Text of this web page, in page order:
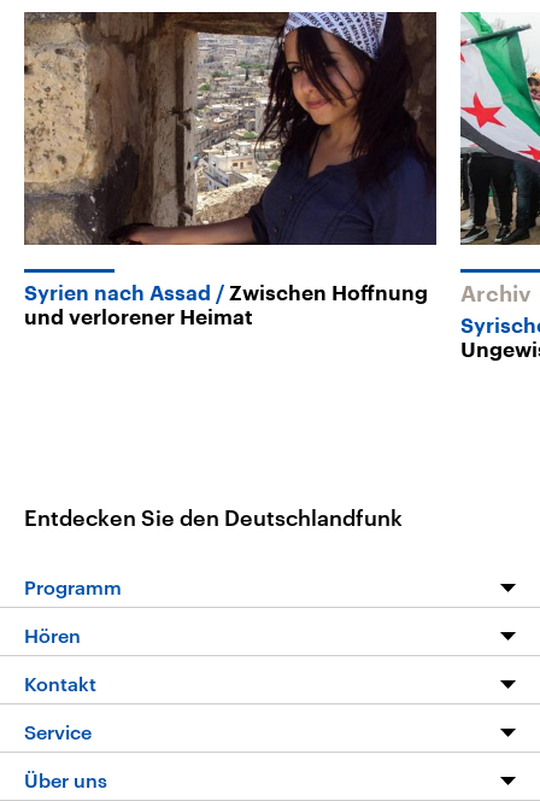
Syrien nach Assad
Zwischen Hoffnung
und verlorener Heimat
Archiv
Entdecken Sie den Deutschlandfunk
Programm
Programm
Die Nachrichten
Nachrichtenleicht
Neue Beiträge auf dlf.de
Hören
Livestream
Podcasts
Deutschlandfunk App
Kontakt
Hörerservice
Service
FAQ
Über uns